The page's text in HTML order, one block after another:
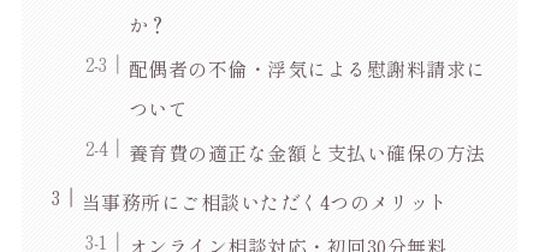
か？
配偶者の不倫・浮気による慰謝料請求に
ついて
養育費の適正な金額と支払い確保の方法
当事務所にご相談いただく4つのメリット
オンライン相談対応・初回30分無料